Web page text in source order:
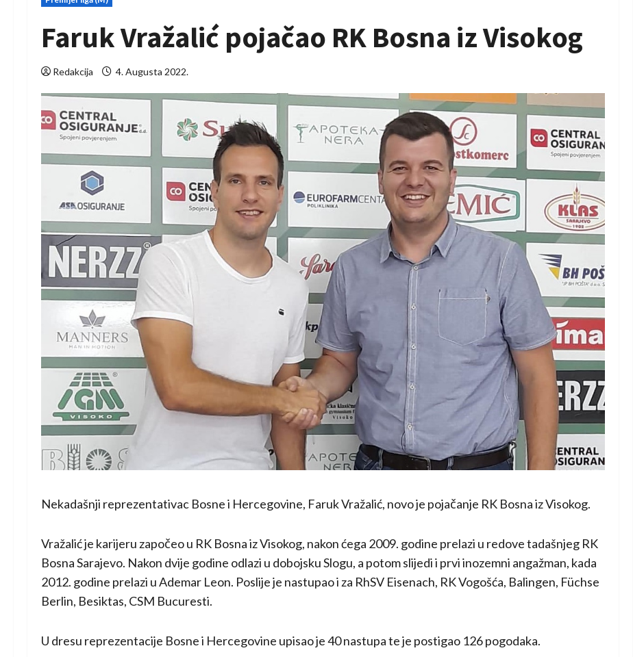
Faruk Vražalić pojačao RK Bosna iz Visokog
Redakcija 4. Augusta 2022.
Nekadašnji reprezentativac Bosne i Hercegovine, Faruk Vražalić, novo je pojačanje RK Bosna iz Visokog.
Vražalić je karijeru započeo u RK Bosna iz Visokog, nakon ćega 2009. godine prelazi u redove tadašnjeg RK
Bosna Sarajevo. Nakon dvije godine odlazi u dobojsku Slogu, a potom slijedi i prvi inozemni angažman, kada
2012. godine prelazi u Ademar Leon. Poslije je nastupao i za RhSV Eisenach, RK Vogošća, Balingen, Füchse
Berlin, Besiktas, CSM Bucuresti.
U dresu reprezentacije Bosne i Hercegovine upisao je 40 nastupa te je postigao 126 pogodaka.